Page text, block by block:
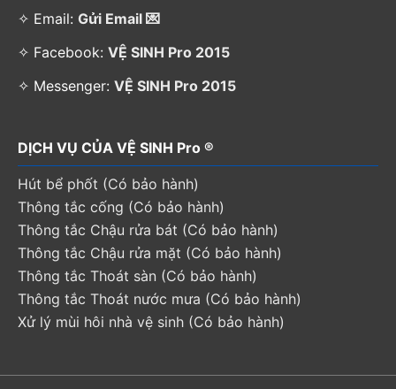
✧ Email: Gửi Email 💌
✧ Facebook: VỆ SINH Pro 2015
✧ Messenger: VỆ SINH Pro 2015
DỊCH VỤ CỦA VỆ SINH Pro ®
Hút bể phốt (Có bảo hành)
Thông tắc cống (Có bảo hành)
Thông tắc Chậu rửa bát (Có bảo hành)
Thông tắc Chậu rửa mặt (Có bảo hành)
Thông tắc Thoát sàn (Có bảo hành)
Thông tắc Thoát nước mưa (Có bảo hành)
Xử lý mùi hôi nhà vệ sinh (Có bảo hành)